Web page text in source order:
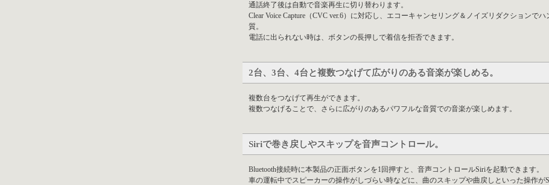
通話終了後は自動で音楽再生に切り替わります。
Clear Voice Capture（CVC ver.6）に対応し、エコーキャンセリング＆ノイズリダクションで
質。
電話に出られない時は、ボタンの長押しで着信を拒否できます。
2台、3台、4台と複数つなげて広がりのある音楽が楽しめる。
複数台をつなげて再生ができます。
複数つなげることで、さらに広がりのあるパワフルな音質での音楽が楽しめます。
Siriで巻き戻しやスキップを音声コントロール。
Bluetooth接続時に本製品の正面ボタンを1回押すと、音声コントロールSiriを起動できます。
車の運転中でスピーカーの操作がしづらい時などに、曲のスキップや曲戻しといった操作